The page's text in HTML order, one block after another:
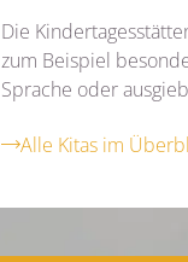
Die
zum Beispiel
Sprache oder
Alle Kitas im